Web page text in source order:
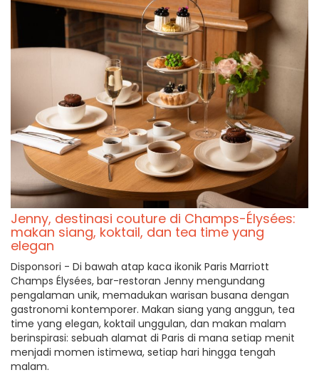
Jenny, destinasi couture di Champs-Élysées:
makan siang, koktail, dan tea time yang
elegan
Disponsori - Di bawah atap kaca ikonik Paris Marriott
Champs Élysées, bar-restoran Jenny mengundang
pengalaman unik, memadukan warisan busana dengan
gastronomi kontemporer. Makan siang yang anggun, tea
time yang elegan, koktail unggulan, dan makan malam
berinspirasi: sebuah alamat di Paris di mana setiap menit
menjadi momen istimewa, setiap hari hingga tengah
malam.